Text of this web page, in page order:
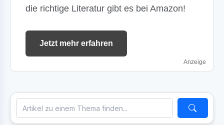
die richtige Literatur gibt es bei Amazon!
Jetzt mehr erfahren
Anzeige